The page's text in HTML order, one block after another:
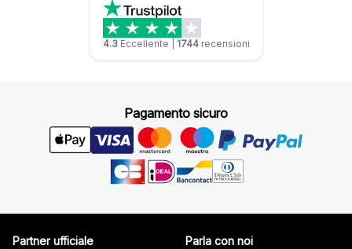
4.3 Eccellente 1744 recensioni
Pagamento sicuro
Partner ufficiale Parla con noi